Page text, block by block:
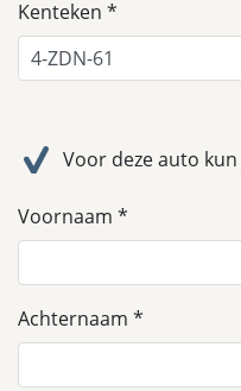
Kenteken
Voor deze auto
Voornaam
Achternaam